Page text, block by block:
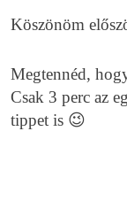
Köszönöm
Megtennéd,
Csak 3 perc az
tippet is 😉